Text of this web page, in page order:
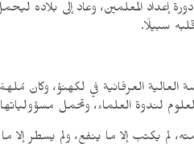
إعداد المعلمين، وعاد إلى بلاده
سبيلًا.
العالية العرفانية في لكهنؤ،
لندوة العلماء، وتحمل
لم يكتب إلا ما ينفع، ولم يسطر